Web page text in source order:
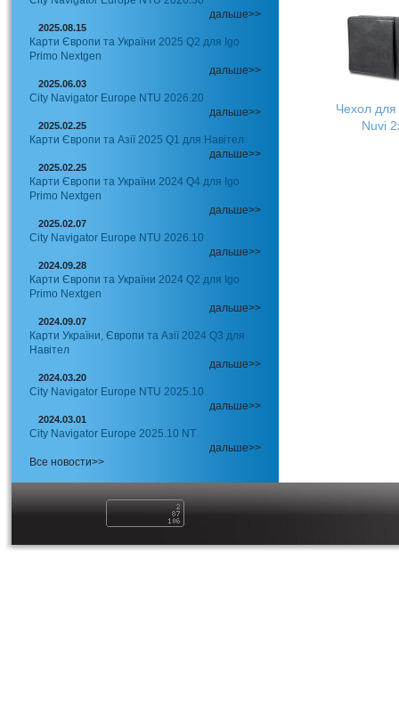
дальше>>
2025.08.15
Карти Європи та України 2025 Q2 для Igo
Primo Nextgen
дальше>>
2025.06.03
City Navigator Europe NTU 2026.20
дальше>>
2025.02.25
Карти Європи та Азії 2025 Q1 для Навітел
дальше>>
2025.02.25
Карти Європи та України 2024 Q4 для Igo
Primo Nextgen
дальше>>
2025.02.07
City Navigator Europe NTU 2026.10
дальше>>
2024.09.28
Карти Європи та України 2024 Q2 для Igo
Primo Nextgen
дальше>>
2024.09.07
Карти України, Європи та Азії 2024 Q3 для
Навітел
дальше>>
2024.03.20
City Navigator Europe NTU 2025.10
дальше>>
2024.03.01
City Navigator Europe 2025.10 NT
дальше>>
Все новости>>
Чехол
Nuvi